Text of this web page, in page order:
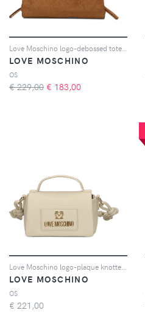
LOVE MOSCHINO
OS
€ 229,00 € 183,00
LOVE MOSCHINO
OS
€ 221,00